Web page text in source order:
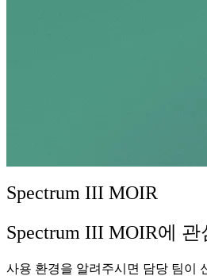
Spectrum III MOIR
Spectrum III MOIR에
사용 환경을 알려주시면 담당 팀이